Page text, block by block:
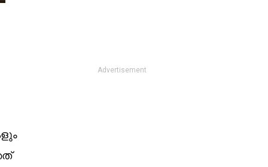
Advertisement